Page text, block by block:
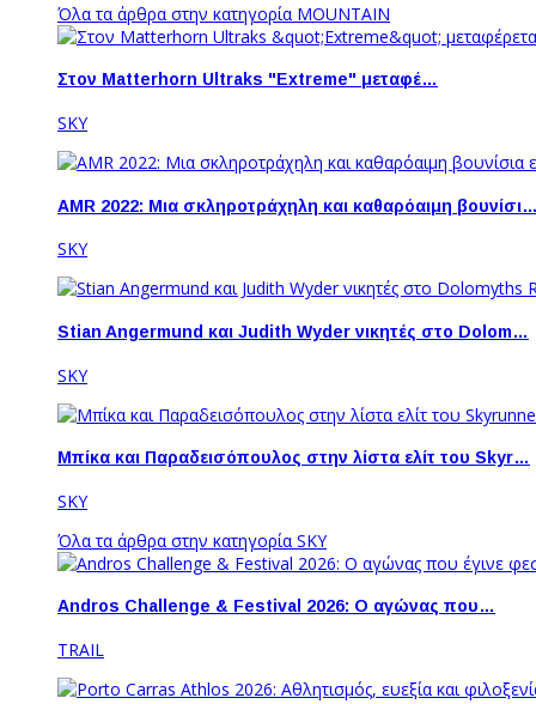
Όλα τα άρθρα στην κατηγορία MOUNTAIN
Στον Matterhorn Ultraks "Extreme" μεταφέ…
SKY
AMR 2022: Μια σκληροτράχηλη και καθαρόαιμη
SKY
Stian Angermund και Judith Wyder νικητές στο Dolom…
SKY
Μπίκα και Παραδεισόπουλος στην λίστα ελίτ του Skyr…
SKY
Όλα τα άρθρα στην κατηγορία SKY
Andros Challenge & Festival 2026: O αγώνας που…
TRAIL